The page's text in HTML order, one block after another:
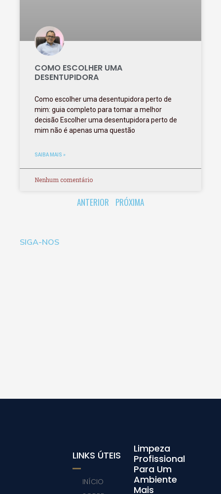
COMO ESCOLHER UMA
DESENTUPIDORA
Como escolher uma desentupidora perto de
mim: guia completo para tomar a melhor
decisão Escolher uma desentupidora perto de
mim não é apenas uma questão
SAIBA MAIS »
Nenhum comentário
ANTERIOR PRÓXIMA
SIGA-NOS
Limpeza
Profissional
Para Um
Ambiente
Mais
LINKS ÚTEIS
INÍCIO